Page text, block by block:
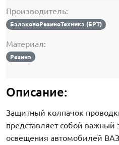
Производитель:
БалаковоРезиноТехника (БРТ)
Материал:
Резина
Описание:
Защитный колпачок
представляет собой важный
освещения автомобилей